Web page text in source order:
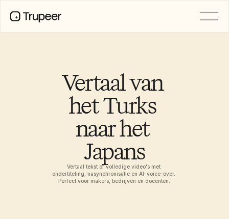
Vertaal van
het Turks
naar het
Japans
Vertaal tekst of volledige video's met
ondertiteling, nasynchronisatie en AI-voice-over.
Perfect voor makers, bedrijven en docenten.
AI-kampioenen van verandering